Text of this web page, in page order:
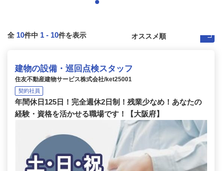
全 10件中 1 - 10件を表示
建物の設備・巡回点検スタッフ
住友不動産建物サービス株式会社/ket25001
契約社員
年間休日125日！完全週休2日制！残業少なめ！あなたの
経験・資格を活かせる職場です！【大阪府】